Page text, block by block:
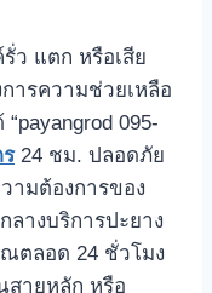
ว แตก หรือเสีย
ารความช่วยเหลือ
095-
24 ชม. ปลอดภัย
ามต้องการของ
างบริการปะยาง
ตลอด 24 ชั่วโมง
สายหลัก หรือ